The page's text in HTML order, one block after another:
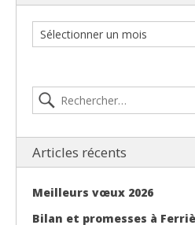
Articles récents
Meilleurs vœux 2026
Bilan et promesses à